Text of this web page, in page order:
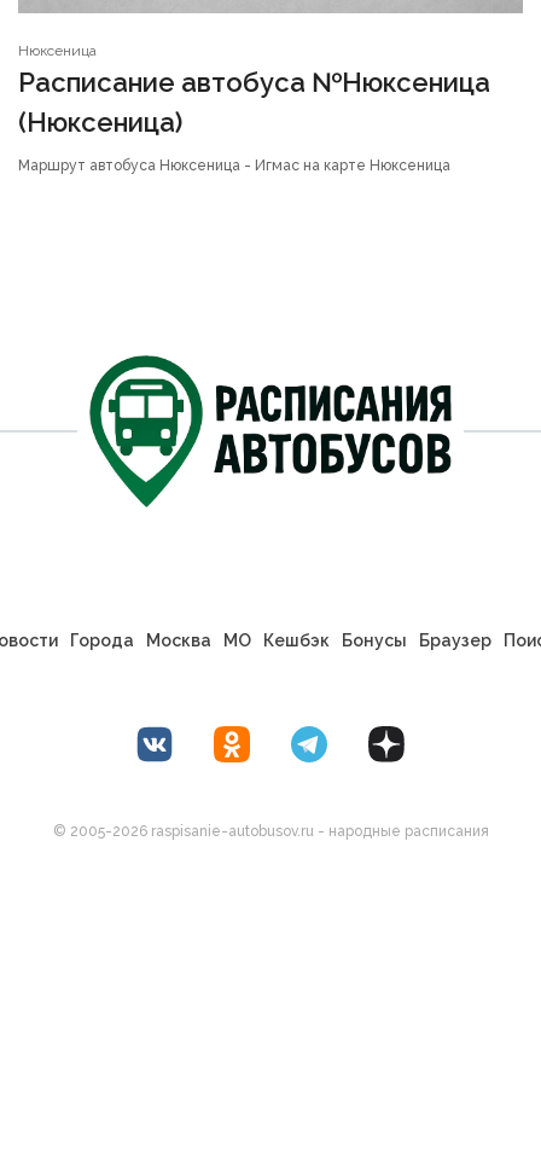
Нюксеница
Расписание автобуса №Нюксеница
(Нюксеница)
Маршрут автобуса Нюксеница - Игмас на карте Нюксеница
Города Москва МО Кешбэк Бонусы Браузер
© 2005-2026 raspisanie-autobusov.ru - народные расписания